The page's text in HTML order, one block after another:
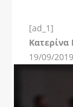
[ad_1]
Kατερίνα
19/09/